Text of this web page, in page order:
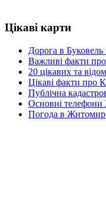
Цікаві карти
Дорога в Буковель
Важливі факти
20 цікавих та
Цікаві факти про
Публічна
Основні
Погода в